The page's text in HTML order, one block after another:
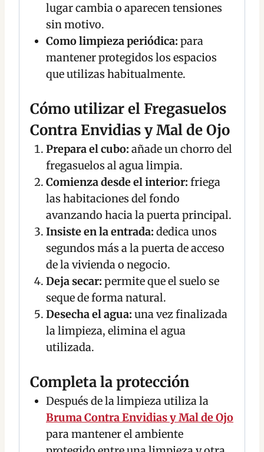
lugar cambia o aparecen tensiones
sin motivo.
Como limpieza periódica: para
mantener protegidos los espacios
que utilizas habitualmente.
Cómo utilizar el Fregasuelos
Contra Envidias y Mal de Ojo
Prepara el cubo: añade un chorro del
fregasuelos al agua limpia.
Comienza desde el interior: friega
las habitaciones del fondo
avanzando hacia la puerta principal.
Insiste en la entrada: dedica unos
segundos más a la puerta de acceso
de la vivienda o negocio.
Deja secar: permite que el suelo se
seque de forma natural.
Desecha el agua: una vez finalizada
la limpieza, elimina el agua
utilizada.
Completa la protección
Después de la limpieza utiliza la
Bruma Contra Envidias y Mal de Ojo
para mantener el ambiente